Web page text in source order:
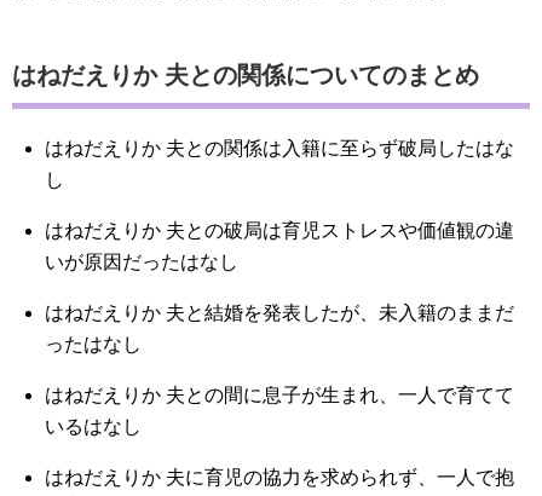
はねだえりか 夫との関係についてのまとめ
はねだえりか 夫との関係は入籍に至らず破局したはな
し
はねだえりか 夫との破局は育児ストレスや価値観の違
いが原因だったはなし
はねだえりか 夫と結婚を発表したが、未入籍のままだ
ったはなし
はねだえりか 夫との間に息子が生まれ、一人で育てて
いるはなし
はねだえりか 夫に育児の協力を求められず、一人で抱